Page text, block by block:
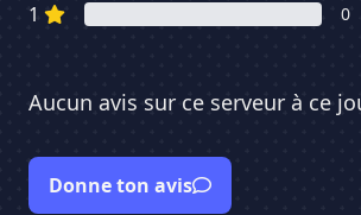
1 0
Aucun avis sur ce serveur à ce
Donne ton avis